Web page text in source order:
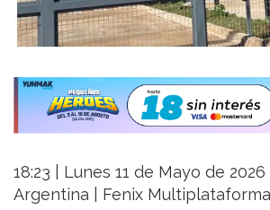
18:23 | Lunes 11 de Mayo de 2026
Argentina | Fenix Multiplataforma